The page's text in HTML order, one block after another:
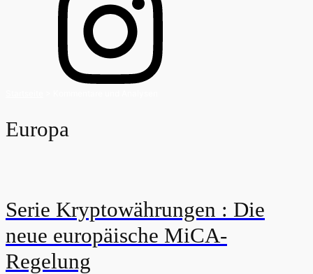
Europa
Serie Kryptowährungen : Die
neue europäische MiCA-
Regelung